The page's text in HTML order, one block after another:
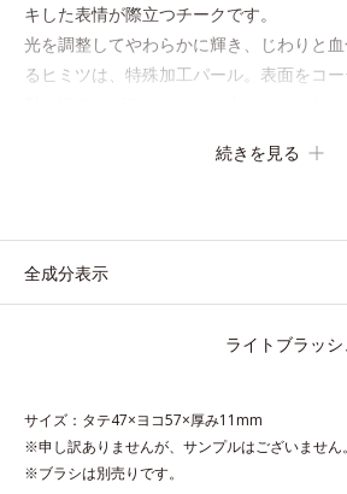
キした表情が際立つチークです。
光を調整してやわらかに輝き、じわりと
るヒミツは、特殊加工パール。表面をコ
チークでありながらうるおいをもたらし
●無香料 ●酸化しやすい油分不使用 ●キサ
●カラーフィット処方*2=肌にうるおいを与え
ことでツヤのある美しい仕上がりを保つ処方
●透明度の高いピグメント配合*3=クリアな発
続きを見る
全成分表示
ライトブラッ
サイズ：タテ47×ヨコ57×厚み11mm
※申し訳ありませんが、サンプルはございません。
※ブラシは別売りです。